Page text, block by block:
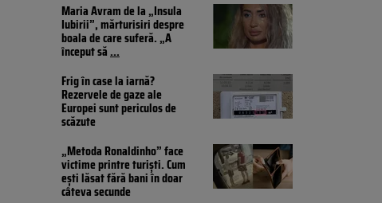
Maria Avram de la „Insula
Iubirii”, mărturisiri despre
boala de care suferă. „A
început să...
Frig în case la iarnă?
Rezervele de gaze ale
Europei sunt periculos de
scăzute
„Metoda Ronaldinho” face
victime printre turiști. Cum
ești lăsat fără bani în doar
câteva secunde